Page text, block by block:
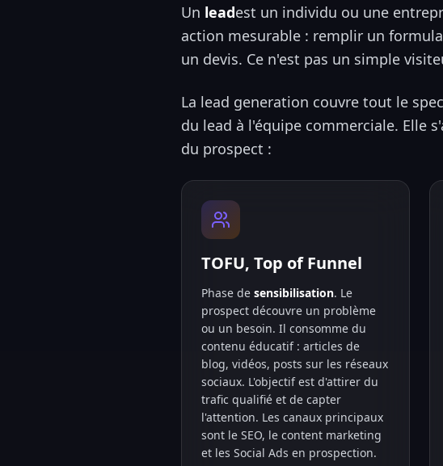
Un leadest un individu ou une
action mesurable : remplir un
un devis. Ce n'est pas un simple
La lead generation couvre tout le
du lead à l'équipe commerciale. Elle
du prospect :
TOFU, Top of Funnel
Phase de sensibilisation. Le
prospect découvre un problème
ou un besoin. Il consomme du
contenu éducatif : articles de
blog, vidéos, posts sur les réseaux
sociaux. L'objectif est d'attirer du
trafic qualifié et de capter
l'attention. Les canaux principaux
sont le SEO, le content marketing
et les Social Ads en prospection.